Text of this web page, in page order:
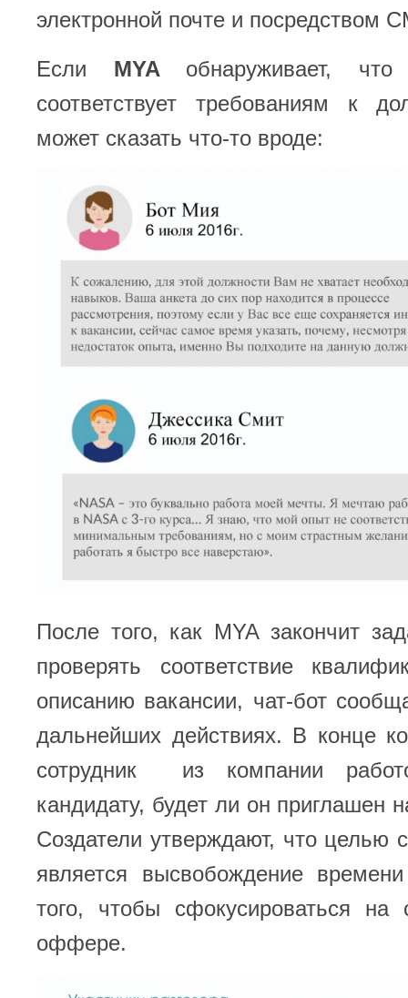
электронной почте и посредством
Если MYA обнаруживает,
соответствует требованиям к
может сказать что-то вроде:
После того, как MYA закончит
проверять соответствие
описанию вакансии, чат-бот
дальнейших действиях. В конце
сотрудник из компании
кандидату, будет ли он приглашен
Создатели утверждают, что целью
является высвобождение
того, чтобы сфокусироваться на
оффере.